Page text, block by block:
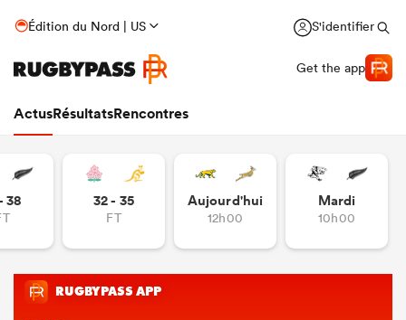
Édition du Nord | US S'identifier
Get the app
ActusRésultatsRencontres
38 32 - 35
FT
Aujourd'hui
12h00
Mardi
10h00